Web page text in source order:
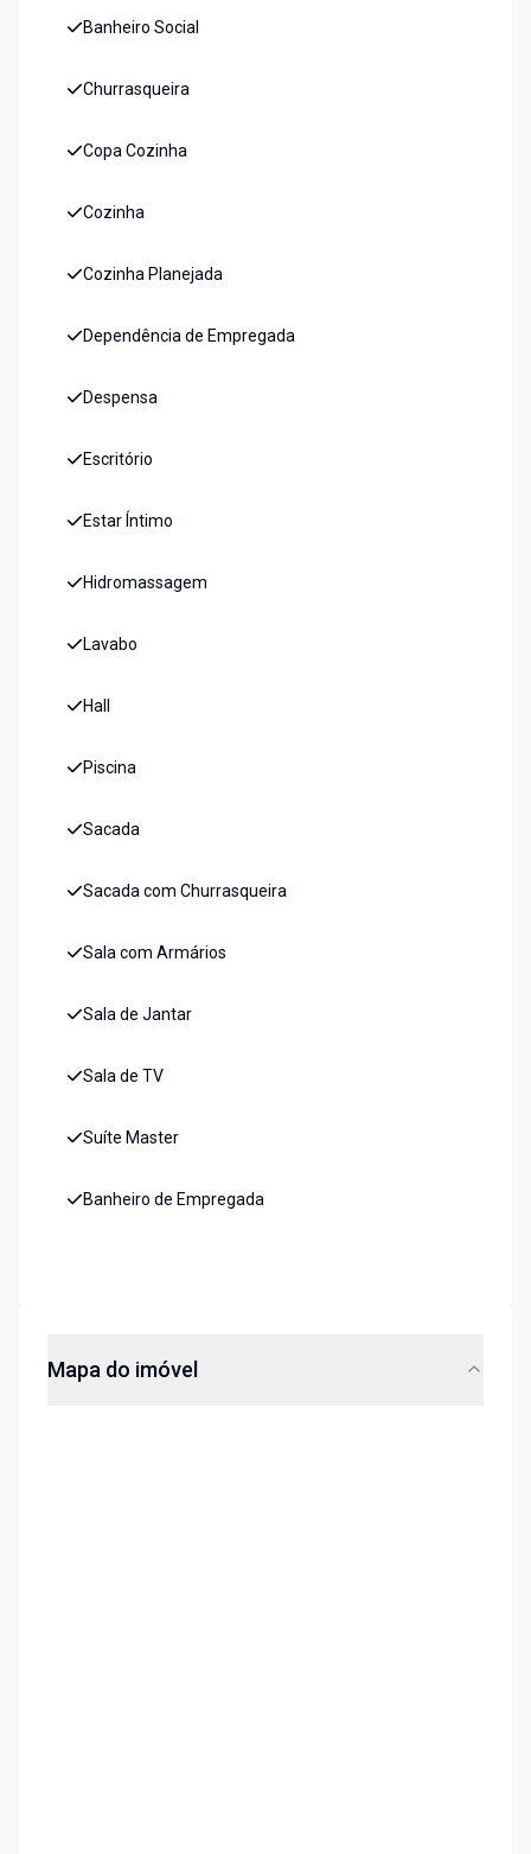
Banheiro Social
Churrasqueira
Copa Cozinha
Cozinha
Cozinha Planejada
Dependência de Empregada
Despensa
Escritório
Estar Íntimo
Hidromassagem
Lavabo
Hall
Piscina
Sacada
Sacada com Churrasqueira
Sala com Armários
Sala de Jantar
Sala de TV
Suíte Master
Banheiro de Empregada
Mapa do imóvel